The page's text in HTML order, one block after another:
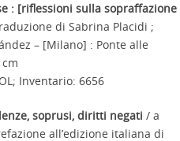
: [riflessioni sulla sopraffazione
di Sabrina Placidi ;
– [Milano] : Ponte alle
Inventario: 6656
soprusi, diritti negati / a
all’edizione italiana di